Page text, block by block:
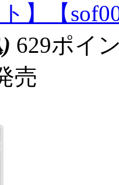
】【
629ポイ
売